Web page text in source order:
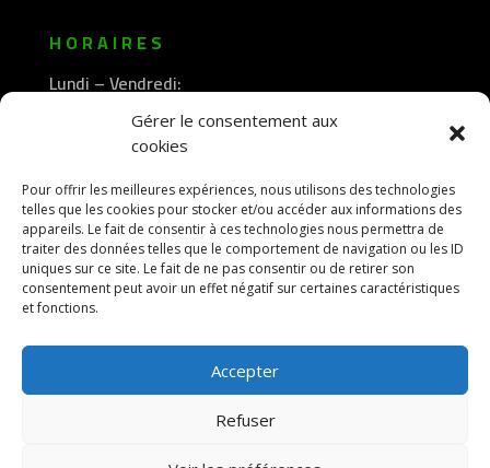
Gérer le consentement aux
cookies
Pour offrir les meilleures expériences, nous utilisons des technologies
telles que les cookies pour stocker et/ou accéder aux informations des
appareils. Le fait de consentir à ces technologies nous permettra de
traiter des données telles que le comportement de navigation ou les ID
uniques sur ce site. Le fait de ne pas consentir ou de retirer son
consentement peut avoir un effet négatif sur certaines caractéristiques
et fonctions.
Accepter
Refuser
HORAIRES
Lundi – Vendredi:
8h30 -12h00
—————-
13h30 -18h00